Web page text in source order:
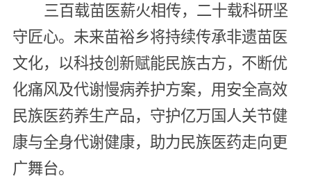
三百载苗医薪火相传，二十载科研坚
守匠心。未来苗裕乡将持续传承非遗苗医
文化，以科技创新赋能民族古方，不断优
化痛风及代谢慢病养护方案，用安全高效
民族医药养生产品，守护亿万国人关节健
康与全身代谢健康，助力民族医药走向更
广舞台。